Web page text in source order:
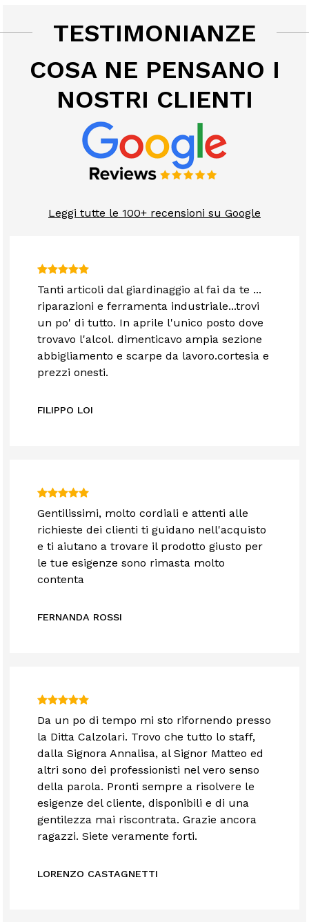
TESTIMONIANZE
COSA NE PENSANO I
NOSTRI CLIENTI
Leggi tutte le 100+ recensioni su Google
Tanti articoli dal giardinaggio al fai da te ...
riparazioni e ferramenta industriale...trovi
un po' di tutto. In aprile l'unico posto dove
trovavo l'alcol. dimenticavo ampia sezione
abbigliamento e scarpe da lavoro.cortesia e
prezzi onesti.
FILIPPO LOI
Gentilissimi, molto cordiali e attenti alle
richieste dei clienti ti guidano nell'acquisto
e ti aiutano a trovare il prodotto giusto per
le tue esigenze sono rimasta molto
contenta
FERNANDA ROSSI
Da un po di tempo mi sto rifornendo presso
la Ditta Calzolari. Trovo che tutto lo staff,
dalla Signora Annalisa, al Signor Matteo ed
altri sono dei professionisti nel vero senso
della parola. Pronti sempre a risolvere le
esigenze del cliente, disponibili e di una
gentilezza mai riscontrata. Grazie ancora
ragazzi. Siete veramente forti.
LORENZO CASTAGNETTI